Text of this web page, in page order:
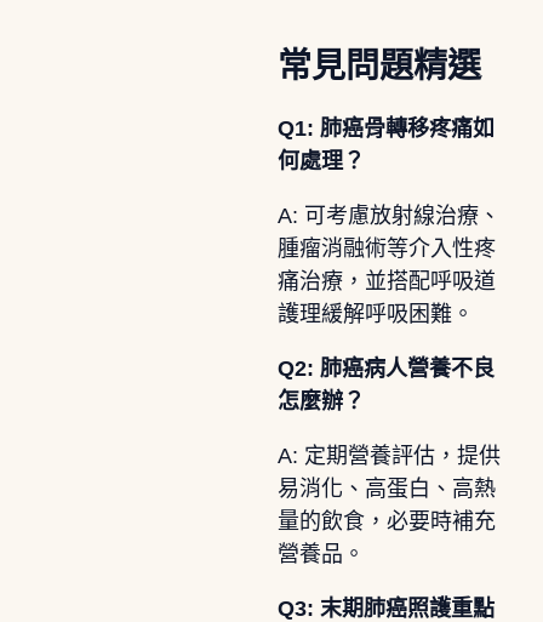
常見問題精選
Q1: 肺癌骨轉移疼痛如
何處理？
A: 可考慮放射線治療、
腫瘤消融術等介入性疼
痛治療，並搭配呼吸道
護理緩解呼吸困難。
Q2: 肺癌病人營養不良
怎麼辦？
A: 定期營養評估，提供
易消化、高蛋白、高熱
量的飲食，必要時補充
營養品。
Q3: 末期肺癌照護重點